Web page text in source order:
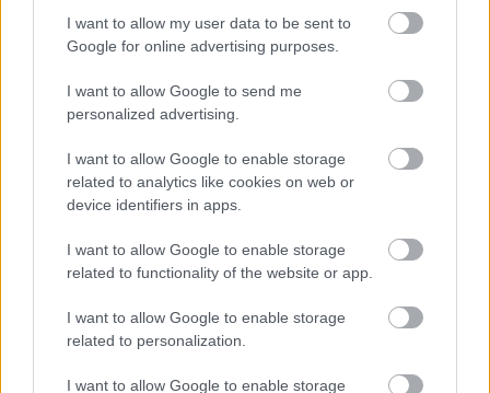
I want to allow my user data to be sent to
Google for online advertising purposes.
I want to allow Google to send me
personalized advertising.
I want to allow Google to enable storage
related to analytics like cookies on web or
device identifiers in apps.
I want to allow Google to enable storage
related to functionality of the website or app.
I want to allow Google to enable storage
related to personalization.
I want to allow Google to enable storage
para hacerse con sus servicios hasta junio de 2030. El
futbolista canadiense convenció a todo el staff técnico
groguet en los 6 meses que estuvo cedido por el conjunto
italiano, tanto que el club ha hecho un buen esfuerzo
En su anterior periplo cómo jugador amarillo, Buchanan
disputó 13 partidos de LaLiga (4 cómo titular) en los que
puntos Comunio.
Con su fichaje, el Villarreal completa la posición de extremo
derecho, en la que Marcelino ya disponía de Yeremy Pino y
el polivalente Nicolás Pépé. Se espera que Buchanan
tenga el rol de futbolista de rotación en una campaña en la